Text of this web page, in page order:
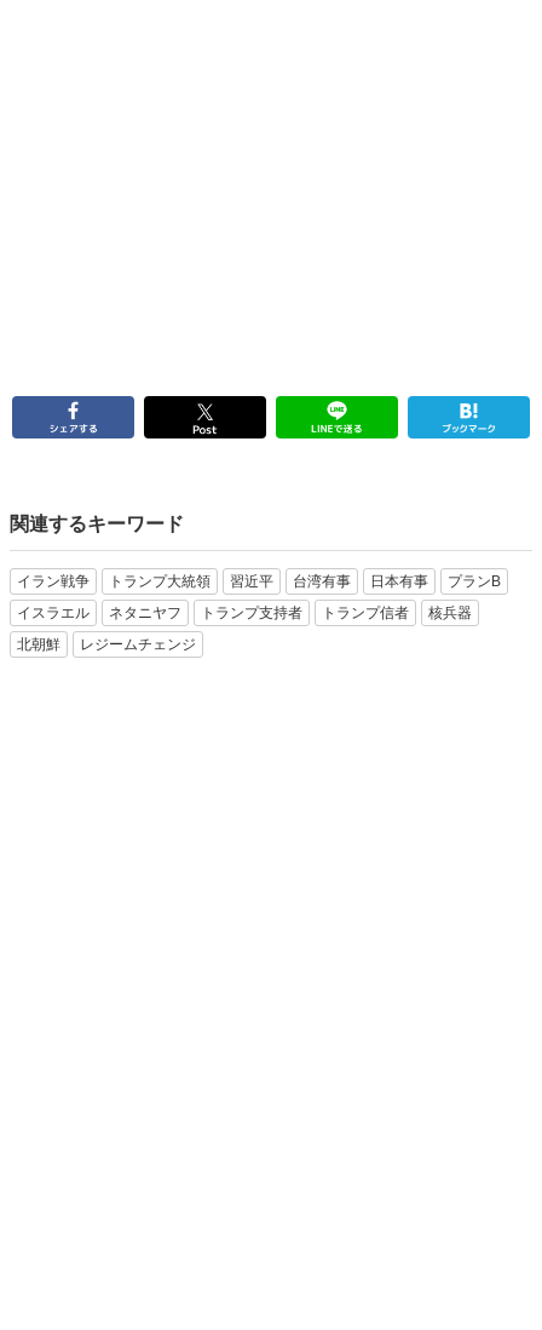
関連するキーワード
イラン戦争 トランプ大統領 習近平 台湾有事 日本有事
プランB
イスラエル
ネタニヤフ トランプ支持者 トランプ信者
核兵器
北朝鮮
レジームチェンジ